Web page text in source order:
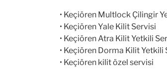
• Keçiören Multlock Çilingir
• Keçiören Yale Kilit Servisi
• Keçiören Atra Kilit Yetkili
• Keçiören Dorma Kilit Yetkili
• Keçiören kilit özel servisi